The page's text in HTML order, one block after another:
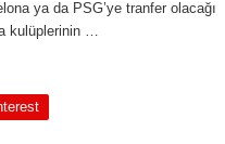
ya da PSG’ye tranfer olacağı
kulüplerinin …